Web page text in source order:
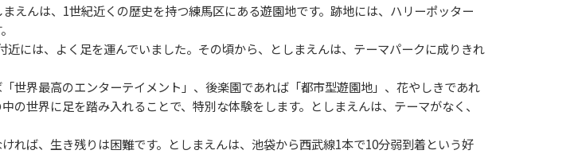
んは、1世紀近くの歴史を持つ練馬区にある遊園地です。跡地には、ハリーポッター
には、よく足を運んでいました。その頃から、としまえんは、テーマパークに成りきれ
世界最高のエンターテイメント」、後楽園であれば「都市型遊園地」、花やしきであれ
世界に足を踏み入れることで、特別な体験をします。としまえんは、テーマがなく、
ば、生き残りは困難です。としまえんは、池袋から西武線1本で10分弱到着という好